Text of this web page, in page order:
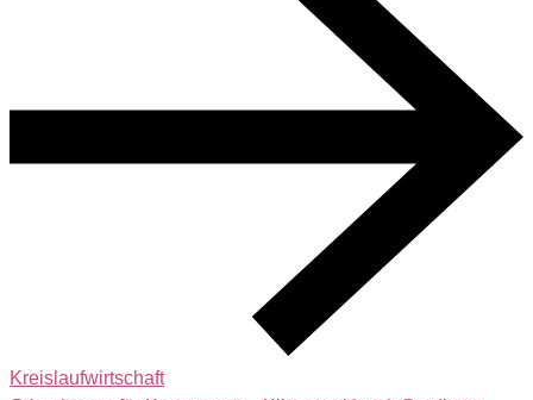
Kreislaufwirtschaft